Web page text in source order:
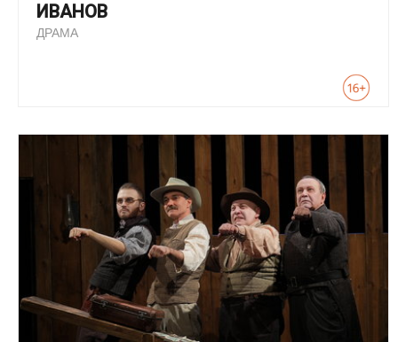
ИВАНОВ
ДРАМА